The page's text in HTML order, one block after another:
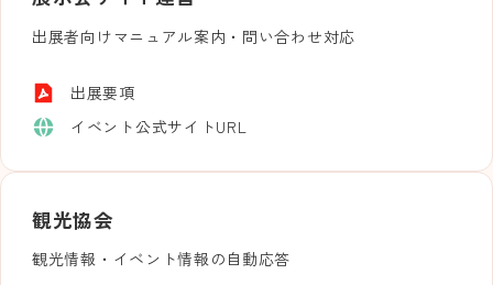
出展者向けマニュアル案内・問い合わせ対応
出展要項
イベント公式サイトURL
観光協会
観光情報・イベント情報の自動応答